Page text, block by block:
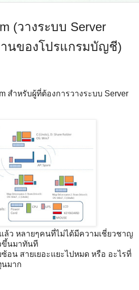
(วางระบบ Server
นของโปรแกรมบัญชี)
สำหรับผู้ที่ต้องการวางระบบ Server
แล้ว หลายๆคนที่ไม่ได้มีความเชี่ยวชาญ
ขึ้นมาทันที
อน สายเยอะแยะไปหมด หรือ อะไรที่
นมาก